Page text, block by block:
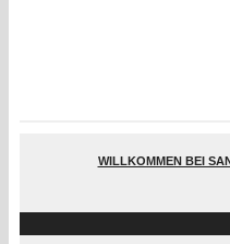
WILLKOMMEN BEI